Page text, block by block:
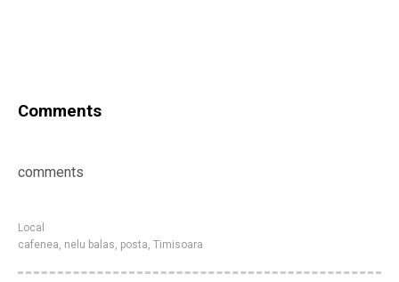
Comments
comments
Local
cafenea, nelu balas, posta, Timisoara